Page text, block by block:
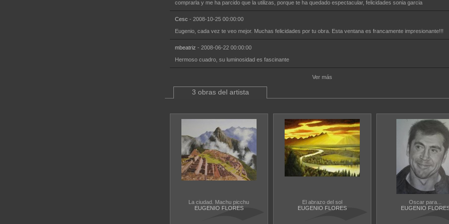
comprarla y me ha parcido que la utilizas, porque te ha quedado espectacular, felicidades sonia garcia
Cesc - 2008-10-25 00:00:00
Eugenio, cada vez te veo mejor. Muchas felicidades por tu obra. Esta ventana es francamente impresionante!!!
mbeatriz - 2008-06-22 00:00:00
Hermoso cuadro, su luminosidad es fascinante
Ver más
3 obras del artista
La ciudad. Machu picchu
EUGENIO FLORES
El abrazo del sol
EUGENIO FLORES
Oscar para...
EUGENIO